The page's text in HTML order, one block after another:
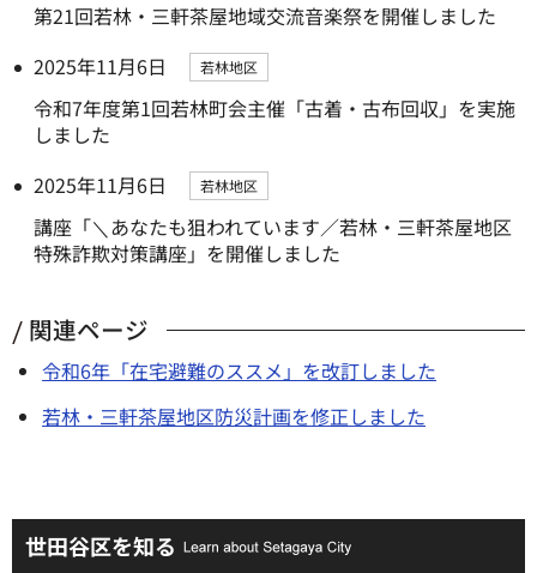
第21回若林・三軒茶屋地域交流音楽祭を開催しました
2025年11月6日
若林地区
令和7年度第1回若林町会主催「古着・古布回収」を実施
しました
2025年11月6日
若林地区
講座「＼あなたも狙われています／若林・三軒茶屋地区
特殊詐欺対策講座」を開催しました
関連ページ
令和6年「在宅避難のススメ」を改訂しました
若林・三軒茶屋地区防災計画を修正しました
世田谷区を知る